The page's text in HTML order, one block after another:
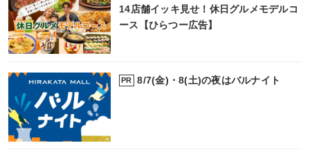
14店舗イッキ見せ！休日グルメモデルコ
ース【ひらつー広告】
PR 8/7(金)・8(土)の夜はバルナイト